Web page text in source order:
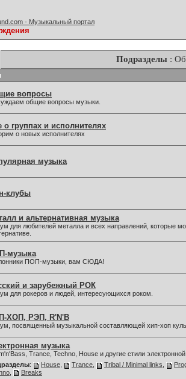
- Музыкальный портал
Подразделы :
вопросы
общие вопросы музыки.
о группах и исполнителях
о новых исполнителях
музыка
клубы
и альтернативная музыка
для любителей металла и всех направлений, которые
музыка
ПОП-музыки, вам СЮДА!
и зарубежный РОК
для рокеров и людей, интересующихся роком.
ХОП, РЭП, R'N'B
посвященный музыкальной составляющей хип-хоп
музыка
Trance, Techno, House и другие стили
: House Trance Tribal / Minimal links
Breaks